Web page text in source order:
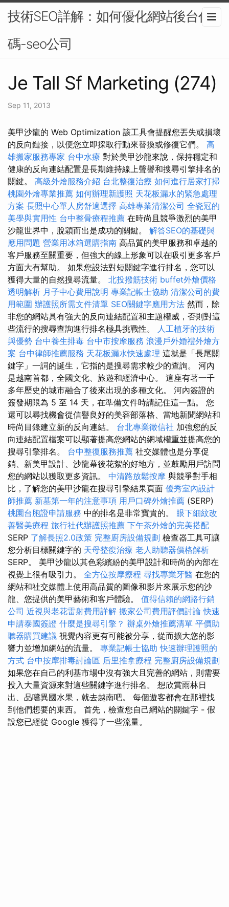
技術SEO詳解：如何優化網站後台代
碼-seo公司
Je Tall Sf Marketing (274)
Sep 11, 2013
美甲沙龍的 Web Optimization 該工具會提醒您丟失或損壞
的反向鏈接，以便您立即採取行動來替換或修復它們。 高
雄搬家服務專家 台中水療 對於美甲沙龍來說，保持穩定和
健康的反向連結配置是長期維持線上聲譽和搜尋引擎排名的
關鍵。 高級外燴服務介紹 台北整復治療 如何進行居家打掃
桃園外燴專業推薦 如何辦理新護照 天花板漏水的緊急處理
方案 長照中心單人房舒適選擇 高雄專業清潔公司 全瓷冠的
美學與實用性 台中整骨療程推薦 在時尚且競爭激烈的美甲
沙龍世界中，脫穎而出是成功的關鍵。 解答SEO的基礎與
應用問題 營業用冰箱選購指南 高品質的美甲服務和卓越的
客戶服務至關重要，但強大的線上形象可以在吸引更多客戶
方面大有幫助。 如果您設法對短關鍵字進行排名，您可以
獲得大量的自然搜尋流量。 北投撥筋技術 buffet外燴價格
透明解析 月子中心費用說明 專業記帳士協助 清潔公司的費
用範圍 辦護照所需文件清單 SEO關鍵字應用方法 然而，除
非您的網站具有強大的反向連結配置和主題權威，否則對這
些流行的搜尋查詢進行排名極具挑戰性。 人工植牙的技術
與優勢 台中養生排毒 台中市按摩服務 浪漫戶外婚禮外燴方
案 台中律師推薦服務 天花板漏水快速處理 這就是「長尾關
鍵字」一詞的誕生，它指的是搜尋需求較少的查詢。 河內
是越南首都，全國文化、旅遊和經濟中心。 這座有著一千
多年歷史的城市融合了後來出現的多種文化。 河內簽證的
簽發期限為 5 至 14 天，在準備文件時請記住這一點。 您
還可以尋找機會從信譽良好的美容部落格、當地新聞網站和
時尚目錄建立新的反向連結。 台北專業徵信社 加強您的反
向連結配置檔案可以顯著提高您網站的網域權重並提高您的
搜尋引擎排名。 台中整復服務推薦 社交媒體也是分享促
銷、新美甲設計、沙龍幕後花絮的好地方，並鼓勵用戶訪問
您的網站以獲取更多資訊。 中清路放鬆按摩 與競爭對手相
比，了解您的美甲沙龍在搜尋引擎結果頁面 優秀室內設計
師推薦 新墓第一年的注意事項 用戶口碑外燴推薦 (SERP)
桃園台胞證申請服務 中的排名是非常寶貴的。 眼下細紋改
善醫美療程 旅行社代辦護照推薦 下午茶外燴的完美搭配
SERP 了解長照2.0政策 完整廚房設備規劃 檢查器工具可讓
您分析目標關鍵字的 天母整復治療 老人助聽器價格解析
SERP。 美甲沙龍以其色彩繽紛的美甲設計和時尚的內部在
視覺上很有吸引力。 全方位按摩療程 尋找專業牙醫 在您的
網站和社交媒體上使用高品質的圖像和影片來展示您的沙
龍、您提供的美甲藝術和客戶體驗。 值得信賴的網路行銷
公司 近視與老花雷射費用詳解 搬家公司費用評價討論 快速
申請泰國簽證 什麼是搜尋引擎？ 辦桌外燴推薦清單 平價助
聽器購買建議 視覺內容更有可能被分享，從而擴大您的影
響力並增加網站的流量。 專業記帳士協助 快速辦理護照的
方式 台中按摩排毒討論區 后里推拿療程 完整廚房設備規劃
如果您在自己的利基市場中沒有強大且完善的網站，則需要
投入大量資源來對這些關鍵字進行排名。 想欣賞雨林日
出、品嚐異國水果，就去越南吧。 每個遊客都會在那裡找
到他們想要的東西。 首先，檢查您自己網站的關鍵字 - 假
設您已經從 Google 獲得了一些流量。